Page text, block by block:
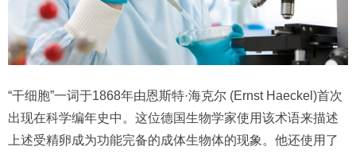
“干细胞”一词于1868年由恩斯特·海克尔 (Ernst Haeckel)首次
出现在科学编年史中。这位德国生物学家使用该术语来描述
上述受精卵成为功能完备的成体生物体的现象。他还使用了